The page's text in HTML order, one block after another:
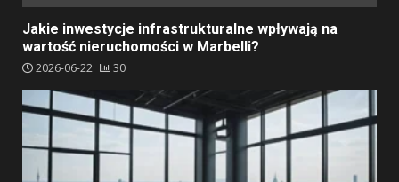
Jakie inwestycje infrastrukturalne wpływają na
wartość nieruchomości w Marbelli?
2026-06-22 30